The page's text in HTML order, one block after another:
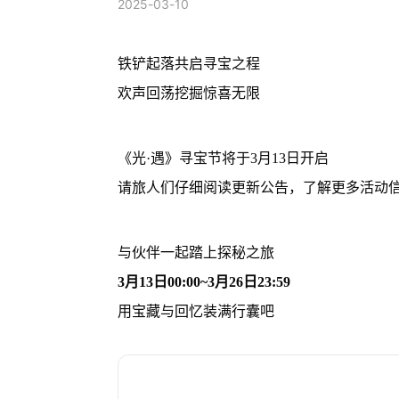
2025-03-10
铁铲起落共启寻宝之程
欢声回荡挖掘惊喜无限
《光·遇》寻宝节将于3月13日开启
请旅人们仔细阅读更新公告，了解更多活动
与伙伴一起踏上探秘之旅
3月13日00:00~3月26日23:59
用宝藏与回忆装满行囊吧